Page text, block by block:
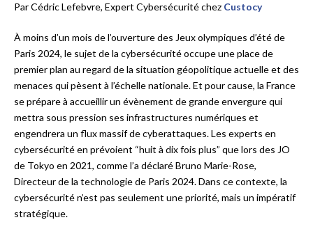
Par Cédric Lefebvre, Expert Cybersécurité chez Custocy
À moins d’un mois de l’ouverture des Jeux olympiques d’été de
Paris 2024, le sujet de la cybersécurité occupe une place de
premier plan au regard de la situation géopolitique actuelle et des
menaces qui pèsent à l’échelle nationale. Et pour cause, la France
se prépare à accueillir un évènement de grande envergure qui
mettra sous pression ses infrastructures numériques et
engendrera un flux massif de cyberattaques. Les experts en
cybersécurité en prévoient “huit à dix fois plus” que lors des JO
de Tokyo en 2021, comme l’a déclaré Bruno Marie-Rose,
Directeur de la technologie de Paris 2024. Dans ce contexte, la
cybersécurité n’est pas seulement une priorité, mais un impératif
stratégique.